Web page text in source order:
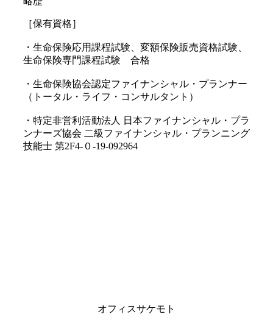
［保有資格］
・生命保険応用課程試験、変額保険販売資格試験、
生命保険専門課程試験 合格
・生命保険協会認定ファイナンシャル・プランナー
（トータル・ライフ・コンサルタント）
・特定非営利活動法人 日本ファイナンシャル・プラ
ンナーズ協会 二級ファイナンシャル・プランニング
技能士 第2F4-０-19-092964
オフィスサケモト